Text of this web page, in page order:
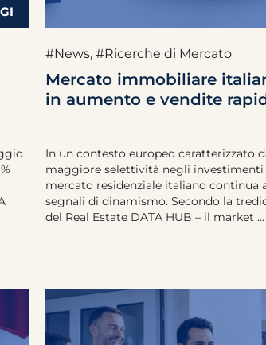
#News, #Ricerche di Mercato
Mercato immobiliare
in aumento e vendite
In un contesto europeo caratterizzato
maggiore selettività negli
mercato residenziale italiano continua
segnali di dinamismo. Secondo la
del Real Estate DATA HUB – il market ...